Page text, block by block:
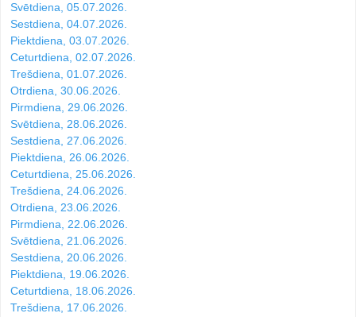
Svētdiena, 05.07.2026.
Sestdiena, 04.07.2026.
Piektdiena, 03.07.2026.
Ceturtdiena, 02.07.2026.
Trešdiena, 01.07.2026.
Otrdiena, 30.06.2026.
Pirmdiena, 29.06.2026.
Svētdiena, 28.06.2026.
Sestdiena, 27.06.2026.
Piektdiena, 26.06.2026.
Ceturtdiena, 25.06.2026.
Trešdiena, 24.06.2026.
Otrdiena, 23.06.2026.
Pirmdiena, 22.06.2026.
Svētdiena, 21.06.2026.
Sestdiena, 20.06.2026.
Piektdiena, 19.06.2026.
Ceturtdiena, 18.06.2026.
Trešdiena, 17.06.2026.